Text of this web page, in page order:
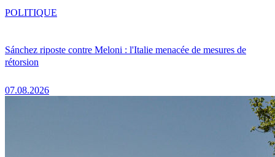
Sánchez riposte contre Meloni : l'Italie menacée de mesures de
rétorsion
07.08.2026
POLITIQUE